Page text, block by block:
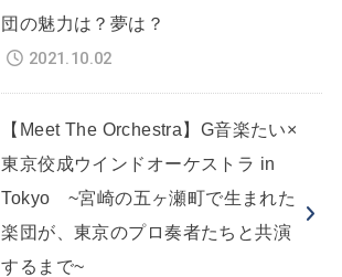
団の魅力は？夢は？
2021.10.02
【Meet The Orchestra】G音楽たい×
東京佼成ウインドオーケストラ in
Tokyo ~宮崎の五ヶ瀬町で生まれた
楽団が、東京のプロ奏者たちと共演
するまで~